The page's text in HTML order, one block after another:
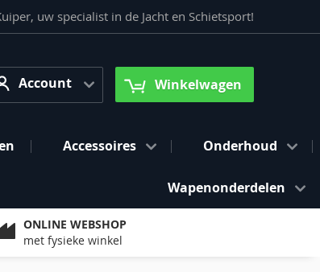
uw specialist in de Jacht en Schietsport!
Account Winkelwagen
Accessoires Onderhoud
Wapenonderdelen
ONLINE WEBSHOP
met fysieke winkel